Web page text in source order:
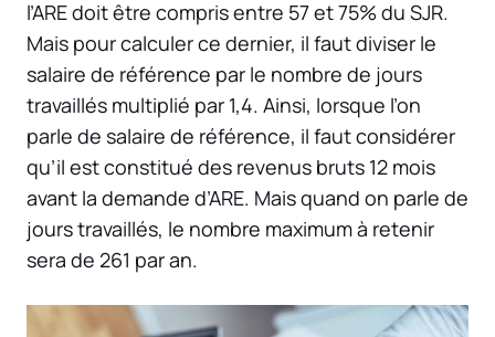
l’ARE doit être compris entre 57 et 75% du SJR.
Mais pour calculer ce dernier, il faut diviser le
salaire de référence par le nombre de jours
travaillés multiplié par 1,4. Ainsi, lorsque l’on
parle de salaire de référence, il faut considérer
qu’il est constitué des revenus bruts 12 mois
avant la demande d’ARE. Mais quand on parle de
jours travaillés, le nombre maximum à retenir
sera de 261 par an.